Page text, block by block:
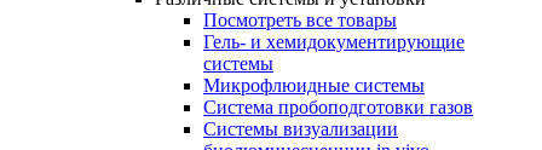
Посмотреть все товары
Гель- и хемидокументирующие
системы
Микрофлюидные системы
Система пробоподготовки газов
Системы визуализации